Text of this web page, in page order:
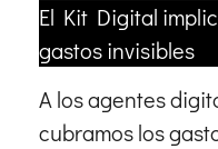
El Kit Digital
gastos invisibles
A los agentes
cubramos los